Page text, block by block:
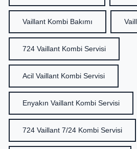
Vaillant Kombi Bakımı
724 Vaillant Kombi Servisi
Acil Vaillant Kombi Servisi
Enyakın Vaillant Kombi Servisi
724 Vaillant 7/24 Kombi Servisi